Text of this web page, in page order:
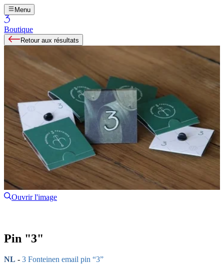
Menu
Boutique
Retour aux résultats
Ouvrir l'image
Pin "3"
NL - 3 Fonteinen email pin “3”